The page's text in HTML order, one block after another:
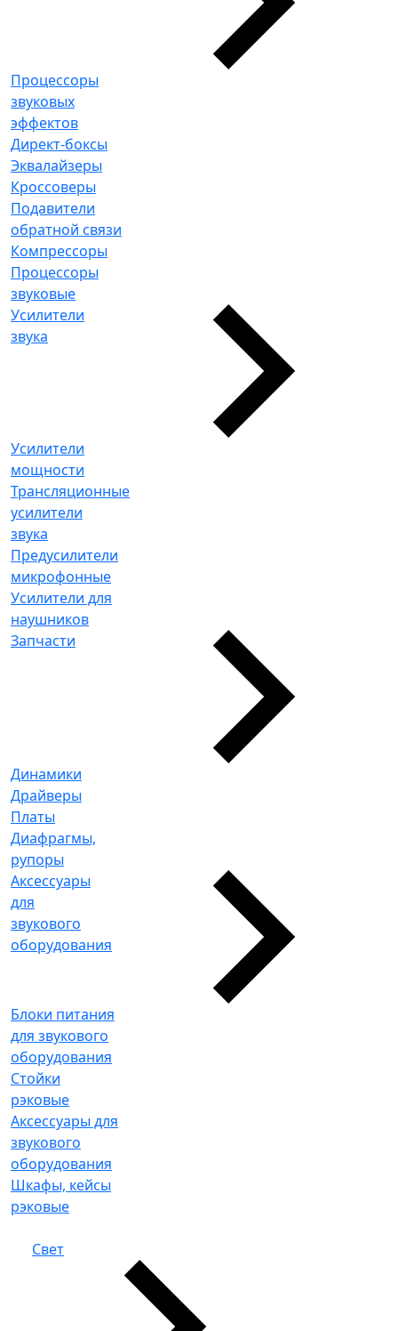
Процессоры
звуковых
эффектов
Директ-боксы
Эквалайзеры
Кроссоверы
Подавители
обратной связи
Компрессоры
Процессоры
звуковые
Усилители
звука
Усилители
мощности
Трансляционные
усилители
звука
Предусилители
микрофонные
Усилители для
наушников
Запчасти
Динамики
Драйверы
Платы
Диафрагмы,
рупоры
Аксессуары
для
звукового
оборудования
Блоки питания
для звукового
оборудования
Стойки
рэковые
Аксессуары для
звукового
оборудования
Шкафы, кейсы
рэковые
Свет